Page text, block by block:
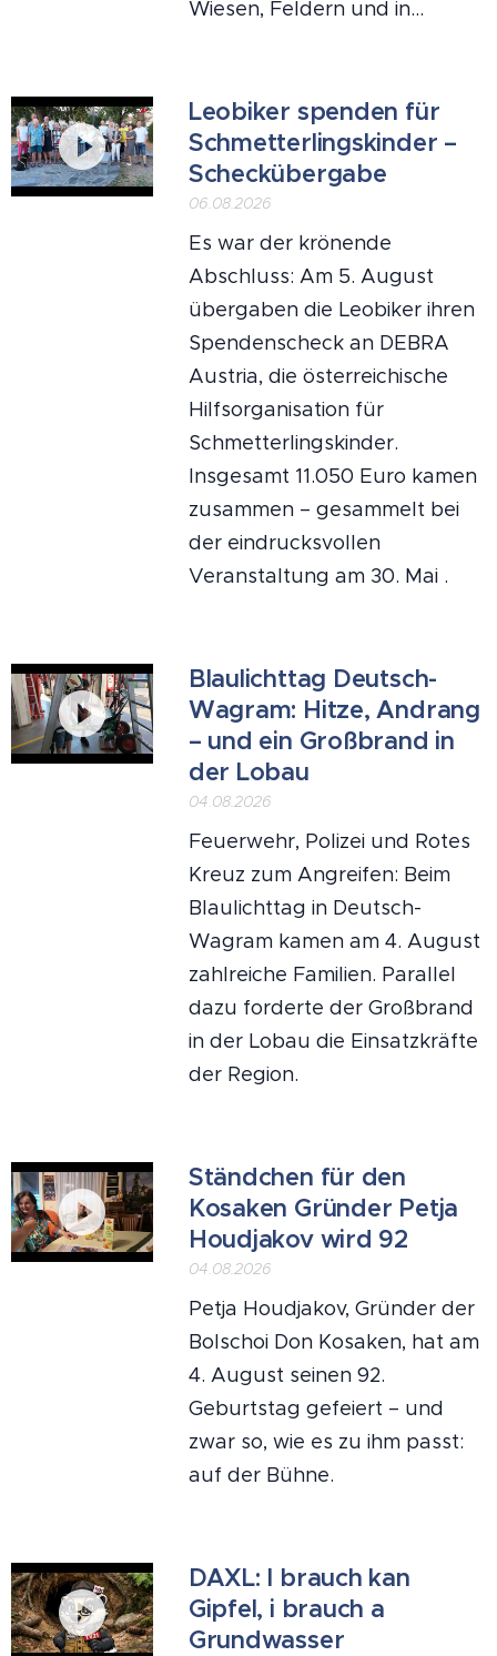
Wiesen, Feldern und in...
Leobiker spenden für
Schmetterlingskinder –
Scheckübergabe
06.08.2026
Es war der krönende
Abschluss: Am 5. August
übergaben die Leobiker ihren
Spendenscheck an DEBRA
Austria, die österreichische
Hilfsorganisation für
Schmetterlingskinder.
Insgesamt 11.050 Euro kamen
zusammen – gesammelt bei
der eindrucksvollen
Veranstaltung am 30. Mai .
Blaulichttag Deutsch-
Wagram: Hitze, Andrang
– und ein Großbrand in
der Lobau
04.08.2026
Feuerwehr, Polizei und Rotes
Kreuz zum Angreifen: Beim
Blaulichttag in Deutsch-
Wagram kamen am 4. August
zahlreiche Familien. Parallel
dazu forderte der Großbrand
in der Lobau die Einsatzkräfte
der Region.
Ständchen für den
Kosaken Gründer Petja
Houdjakov wird 92
04.08.2026
Petja Houdjakov, Gründer der
Bolschoi Don Kosaken, hat am
4. August seinen 92.
Geburtstag gefeiert – und
zwar so, wie es zu ihm passt:
auf der Bühne.
DAXL: I brauch kan
Gipfel, i brauch a
Grundwasser